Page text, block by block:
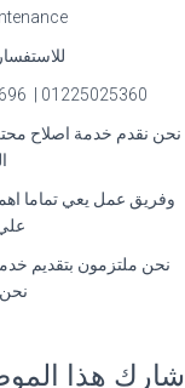
01225025360 | 01127571696 | 01014723434 | 01200373234
نحن نقدم خدمة اصلاح
وفريق عمل يعي تماما
نحن ملتزمون بتقديم
شارك هذا